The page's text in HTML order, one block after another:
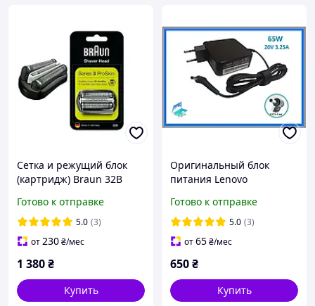
Сетка и режущий блок
(картридж) Braun 32B
электробритвы 01421
Готово к отправке
5.0 (3)
от230₴/мес
1 380₴
Купить
Оригинальный блок
питания Lenovo
65W 4.0*1.7 мм
Готово к отправке
5.0 (3)
от65₴/мес
650₴
Купить